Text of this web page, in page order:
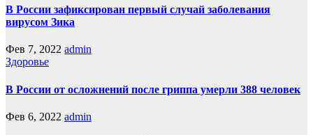
В России зафиксирован первый случай заболевания
вирусом Зика
Фев 7, 2022 admin
Здоровье
В России от осложнений после гриппа умерли 388 человек
Фев 6, 2022 admin